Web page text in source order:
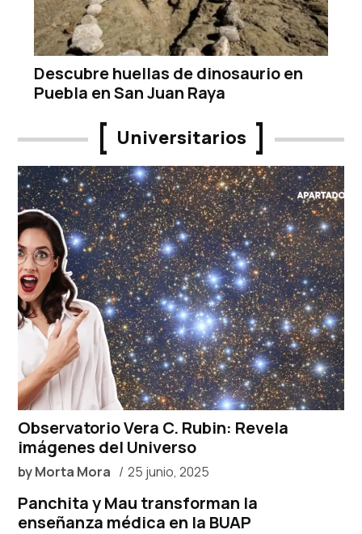
Descubre huellas de dinosaurio en
Puebla en San Juan Raya
Universitarios
Observatorio Vera C. Rubin: Revela
imágenes del Universo
byMorta Mora 25 junio, 2025
Panchita y Mau transforman la
enseñanza médica en la BUAP